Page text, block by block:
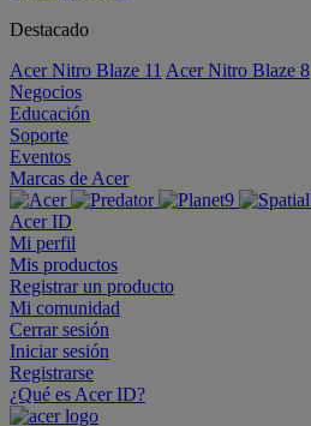
Destacado
Acer Nitro Blaze 11 Acer Nitro Blaze 8
Negocios
Educación
Soporte
Eventos
Marcas de Acer
Acer ID
Mi perfil
Mis productos
Registrar un producto
Mi comunidad
Cerrar sesión
Iniciar sesión
Registrarse
¿Qué es Acer ID?